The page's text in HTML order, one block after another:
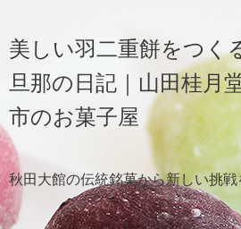
美しい羽二重餅をつく
旦那の日記｜山田桂月
市のお菓子屋
秋田大館の伝統銘菓から新しい挑戦